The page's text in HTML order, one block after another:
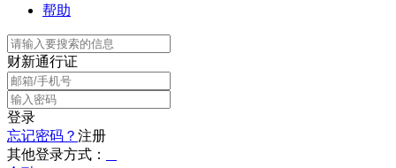
帮助
财新通行证
登录
忘记密码？ 注册
其他登录方式：